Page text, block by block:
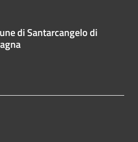
di Santarcangelo di